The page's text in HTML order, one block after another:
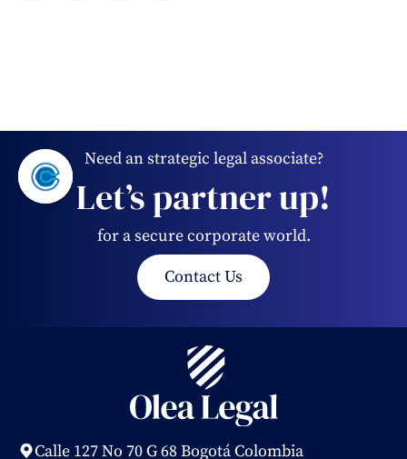
Need an strategic legal associate?
Let’s partner up!
for a secure corporate world.
Contact Us
Calle 127 No 70 G 68 Bogotá Colombia